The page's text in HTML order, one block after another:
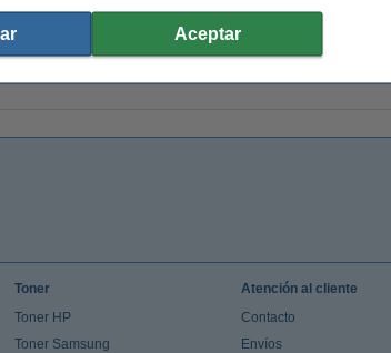
cera (02300BK11045) 110 mm x 450 m (12 cintas) (marca 123tinta)
Toner
Toner HP
Toner Samsung
Atención al cliente
Contacto
Envíos
Aceptar